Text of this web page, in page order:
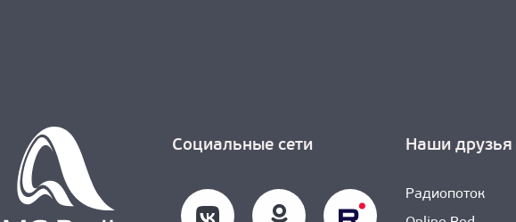
Социальные сети Наши друзья
Радиопоток